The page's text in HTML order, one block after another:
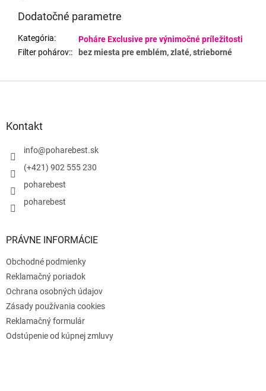
Dodatočné parametre
Kategória:
Poháre Exclusive pre výnimočné príležitosti
Filter pohárov:: bez miesta pre emblém, zlaté, strieborné
Kontakt
info@poharebest.sk
(+421) 902 555 230
poharebest
poharebest
PRÁVNE INFORMÁCIE
Obchodné podmienky
Reklamačný poriadok
Ochrana osobných údajov
Zásady používania cookies
Reklamačný formulár
Odstúpenie od kúpnej zmluvy